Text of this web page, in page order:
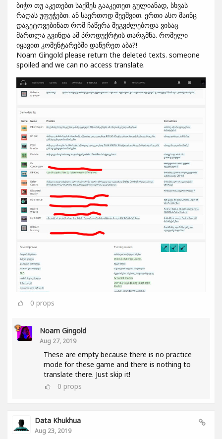
ბიჭო თუ აკეთებთ საქმეს გააკეთეთ გულიანად, სხვას
რაღას უფუჭებთ. ან საერთოდ შეეშვით. ერთი ასო მაინც
დაგეტოვებინათ რომ ჩაწერა შეგვძლებოდა ვისაც
მართლა გვინდა ამ პროდუქრტის თარგმნა. რომელი
იყავით კომენტარებში დაწერეთ აბა?!
Noam Gingold please return the deleted texts. someone
spoiled and we can no access translate.
0 props
Noam Gingold
Aug 27, 2019
These are empty because there is no practice
mode for these game and there is nothing to
translate there. Just skip it!
0 props
Data Khukhua
Aug 23, 2019